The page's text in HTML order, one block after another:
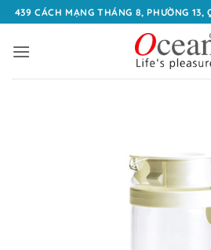
qua
nội
439 CÁCH MẠNG THÁNG 8, PHƯỜNG 13,